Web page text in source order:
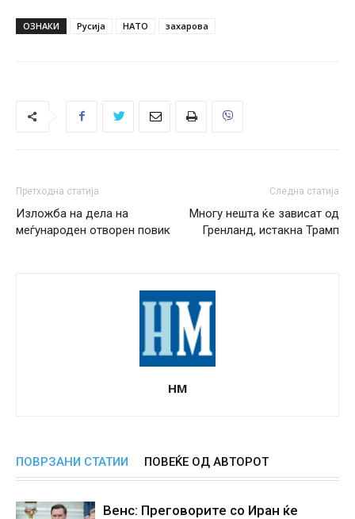
ОЗНАКИ Русија НАТО захарова
Претходна статија
Изложба на дела на
меѓународен отворен повик
Следна статија
Многу нешта ќе зависат од
Гренланд, истакна Трамп
НМ
ПОВРЗАНИ СТАТИИ ПОВЕЌЕ ОД АВТОРОТ
Венс: Преговорите со Иран ќе